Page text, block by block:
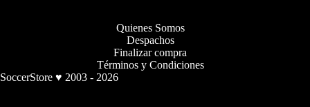
Quienes Somos
Despachos
Finalizar compra
Términos y Condiciones
SoccerStore ♥ 2003 - 2026